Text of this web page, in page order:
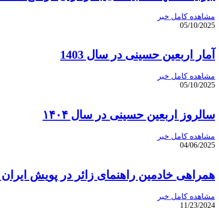
مشاهده کامل خبر
05/10/2025
آمار اربعین حسینی در سال 1403
مشاهده کامل خبر
05/10/2025
سالروز اربعین حسینی در سال ۱۴۰۴
مشاهده کامل خبر
04/06/2025
همراهی خادمین راهنمای زائر در پویش
مشاهده کامل خبر
11/23/2024